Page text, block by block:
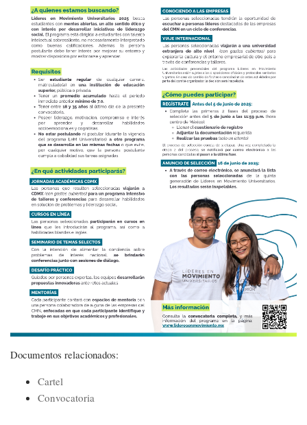
Documentos relacionados:
Cartel
Convocatoria